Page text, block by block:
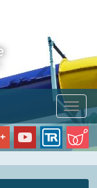
Menü